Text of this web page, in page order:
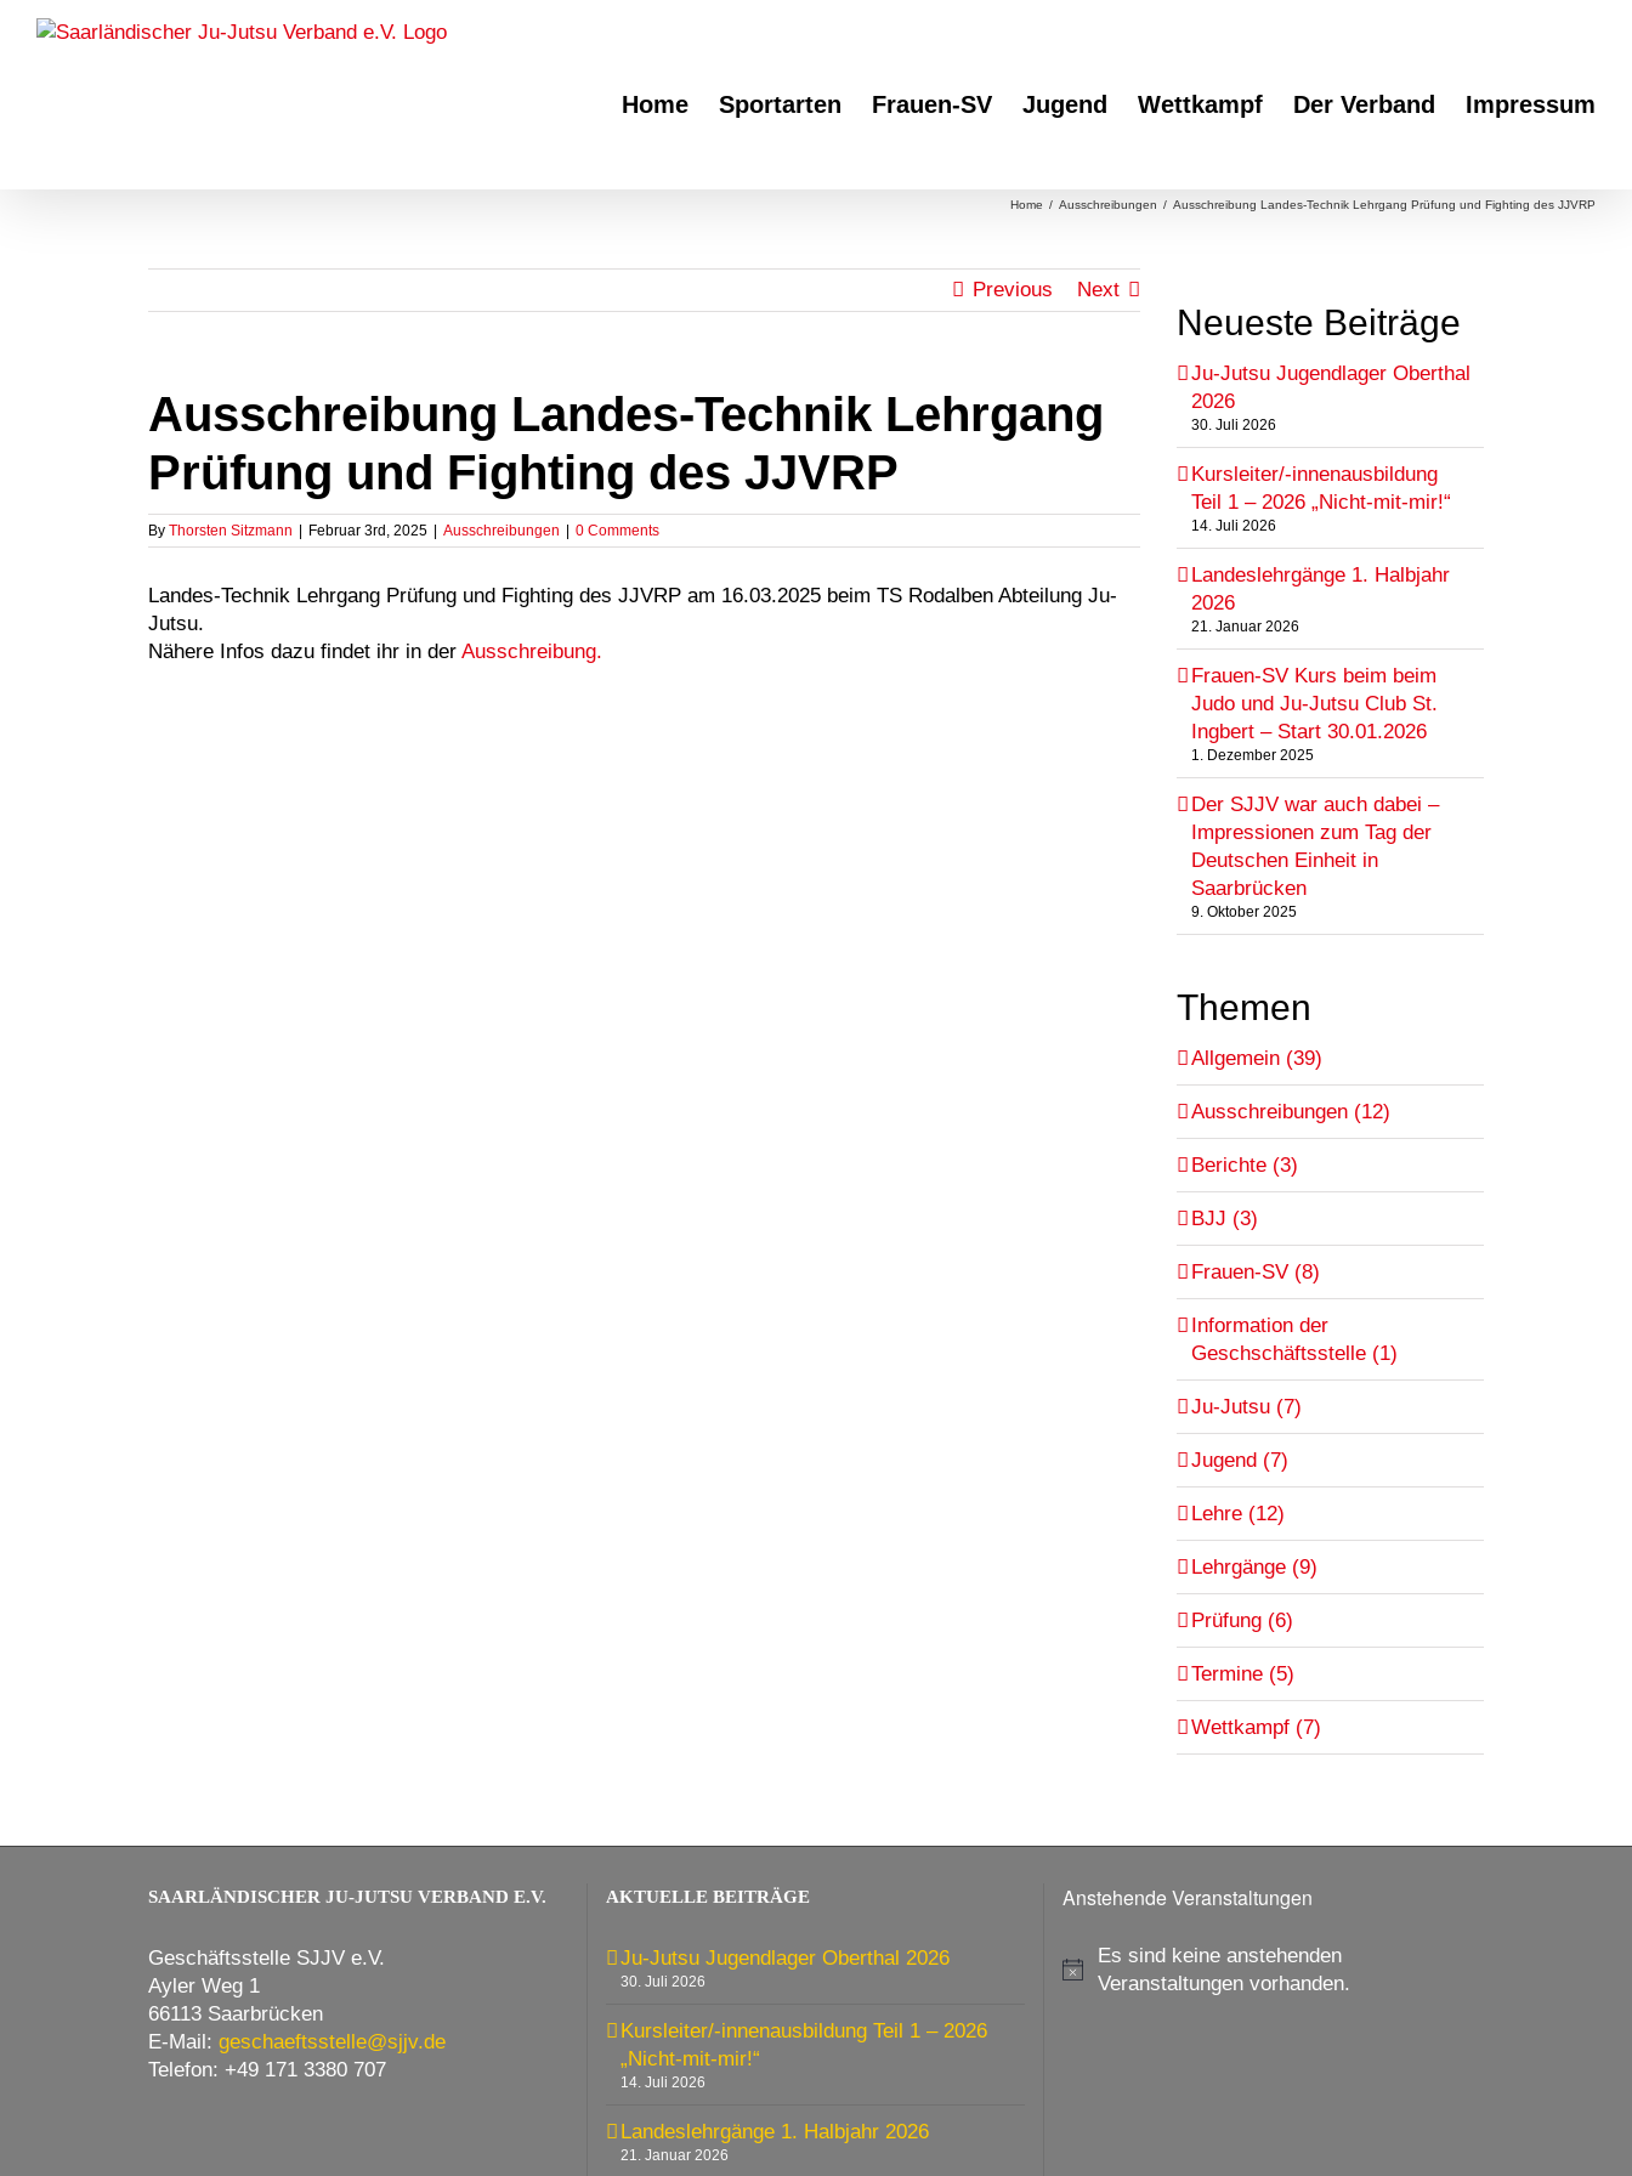
Skip
Home Sportarten Frauen-SV Jugend Wettkampf Der Verband Impressum
Home / Ausschreibungen / Ausschreibung Landes-Technik Lehrgang Prüfung und Fighting des JJVRP
Previous Next
Ausschreibung Landes-Technik Lehrgang
Prüfung und Fighting des JJVRP
By Thorsten Sitzmann Februar 3rd, 2025 Ausschreibungen 0 Comments
Landes-Technik Lehrgang Prüfung und Fighting des JJVRP am 16.03.2025 beim TS Rodalben Abteilung Ju-
Jutsu.
Nähere Infos dazu findet ihr in der Ausschreibung.
Neueste Beiträge
Ju-Jutsu Jugendlager Oberthal
2026
30. Juli 2026
Kursleiter/-innenausbildung
Teil 1 – 2026 „Nicht-mit-mir!“
14. Juli 2026
Landeslehrgänge 1. Halbjahr
2026
21. Januar 2026
Frauen-SV Kurs beim beim
Judo und Ju-Jutsu Club St.
Ingbert – Start 30.01.2026
1. Dezember 2025
Der SJJV war auch dabei –
Impressionen zum Tag der
Deutschen Einheit in
Saarbrücken
9. Oktober 2025
Themen
Allgemein (39)
Ausschreibungen (12)
Berichte (3)
BJJ (3)
Frauen-SV (8)
Information der
Geschschäftsstelle (1)
Ju-Jutsu (7)
Jugend (7)
Lehre (12)
Lehrgänge (9)
Prüfung (6)
Termine (5)
Wettkampf (7)
SAARLÄNDISCHER JU-JUTSU VERBAND E.V.
Geschäftsstelle SJJV e.V.
Ayler Weg 1
66113 Saarbrücken
E-Mail: geschaeftsstelle@sjjv.de
Telefon: +49 171 3380 707
AKTUELLE BEITRÄGE
Ju-Jutsu Jugendlager Oberthal 2026
30. Juli 2026
Kursleiter/-innenausbildung Teil 1 – 2026
„Nicht-mit-mir!“
14. Juli 2026
Landeslehrgänge 1. Halbjahr 2026
21. Januar 2026
Anstehende Veranstaltungen
Hinweis
Es sind keine anstehenden
Veranstaltungen vorhanden.